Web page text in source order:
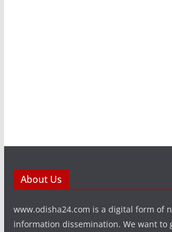
About Us
www.odisha24.com is a digital form of
information dissemination. We want to